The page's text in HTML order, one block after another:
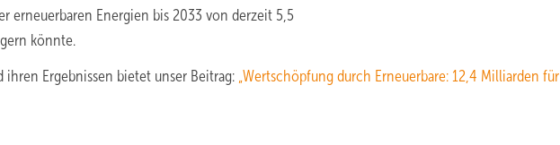
erneuerbaren Energien bis 2033 von derzeit 5,5
könnte.
Ergebnissen bietet unser Beitrag: „Wertschöpfung durch Erneuerbare: 12,4 Milliarden für